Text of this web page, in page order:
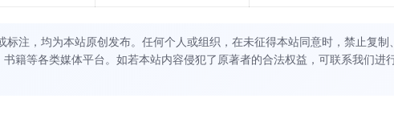
注，均为本站原创发布。任何个人或组织，在未征得本站同意时，禁止复制、
籍等各类媒体平台。如若本站内容侵犯了原著者的合法权益，可联系我们进